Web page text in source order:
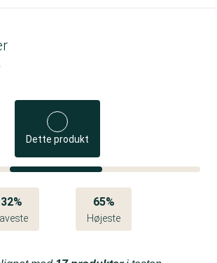
Dette produkt
32%
Laveste
65%
Højeste